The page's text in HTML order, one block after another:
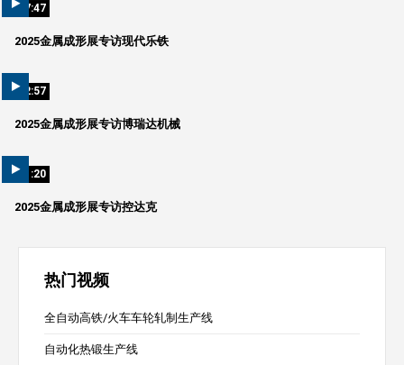
07:47
2025金属成形展专访现代乐铁
02:57
2025金属成形展专访博瑞达机械
01:20
2025金属成形展专访控达克
热门视频
全自动高铁/火车车轮轧制生产线
自动化热锻生产线